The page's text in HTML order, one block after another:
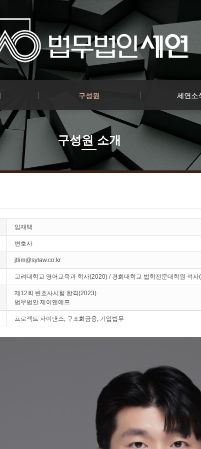
구성원
구성원 소개
세연소
공지사항
구성원 소개
임재택
변호사
jtlim@sylaw.co.kr
고려대학교 영어교육과 학사(2020) / 경희대학교 법학전문대학원 석
제12회 변호사시험 합격(2023)
법무법인 제이앤에프
프로젝트 파이낸스, 구조화금융, 기업법무